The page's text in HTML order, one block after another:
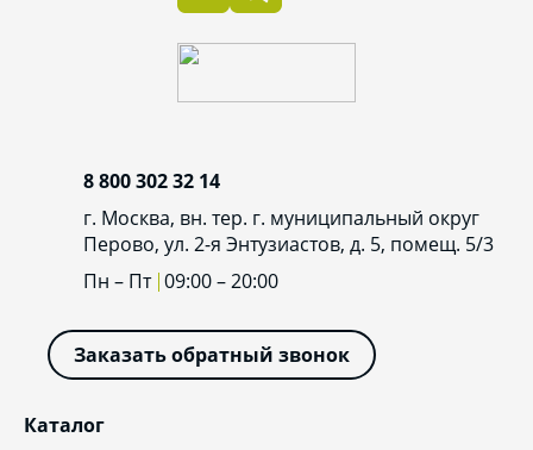
Каталог
8 800 302 32 14
г. Москва, вн. тер. г. муниципальный округ
Перово, ул. 2-я Энтузиастов, д. 5, помещ. 5/3
Пн – Пт 09:00 – 20:00
Заказать обратный звонок